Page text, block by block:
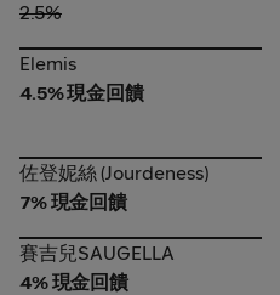
2.5%
Elemis
Elemis
4.5% 現金回饋
佐登妮絲 (Jourdeness)
佐登妮絲 (Jourdeness)
7% 現金回饋
賽吉兒SAUGELLA
賽吉兒SAUGELLA
4% 現金回饋